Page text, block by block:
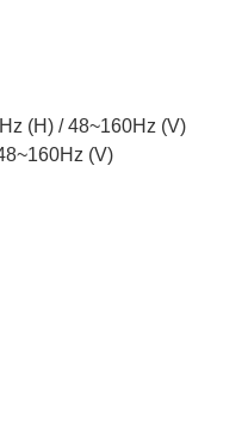
(H) / 48~160Hz (V)
(V)